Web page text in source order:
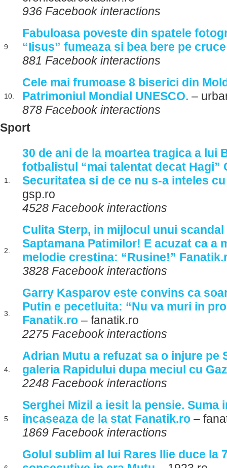
936 Facebook interactions
9.
Fabuloasa poveste din spatele
“Iisus” fumeaza si bea bere pe cruce
881 Facebook interactions
10.
Cele mai frumoase 8 biserici din
Patrimoniul Mondial UNESCO. –
878 Facebook interactions
Sport
1.
30 de ani de la moartea tragica a lui
fotbalistul “mai talentat decat Hagi”
Securitatea si de ce nu s-a inteles
gsp.ro
4528 Facebook interactions
2.
Culita Sterp, in mijlocul unui
Saptamana Patimilor! E acuzat ca a
melodie crestina: “Rusine!”
3828 Facebook interactions
3.
Garry Kasparov este convins ca
Putin e pecetluita: “Nu va muri in
Fanatik.ro – fanatik.ro
2275 Facebook interactions
4.
Adrian Mutu a refuzat sa o injure pe
galeria Rapidului dupa meciul cu
2248 Facebook interactions
5.
Serghei Mizil a iesit la pensie. Suma
incaseaza de la stat Fanatik.ro –
1869 Facebook interactions
Golul sublim al lui Rares Ilie duce la